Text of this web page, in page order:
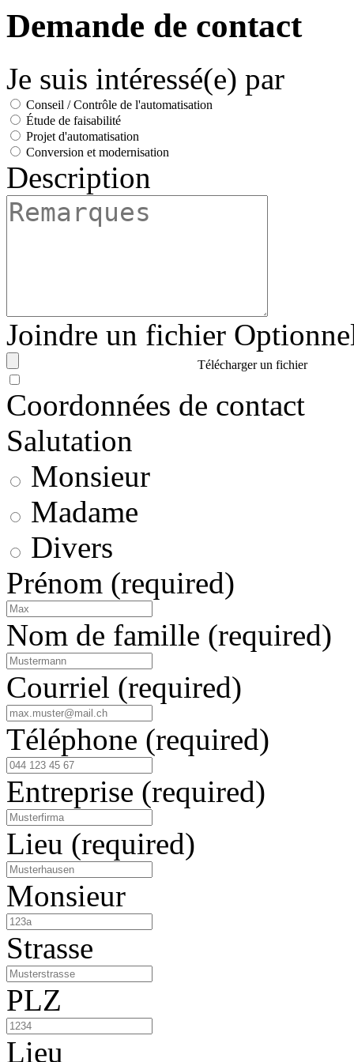
Demande de contact
Je suis intéressé(e) par
Conseil / Contrôle de l'automatisation
Étude de faisabilité
Projet d'automatisation
Conversion et modernisation
Description
Joindre un fichier
Télécharger un fichier
Coordonnées de contact
Salutation
Monsieur
Madame
Divers
Prénom (required)
Nom de famille (required)
Courriel (required)
Téléphone (required)
Entreprise (required)
Lieu (required)
Monsieur
Strasse
PLZ
Lieu